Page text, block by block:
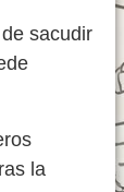
sacudir
la